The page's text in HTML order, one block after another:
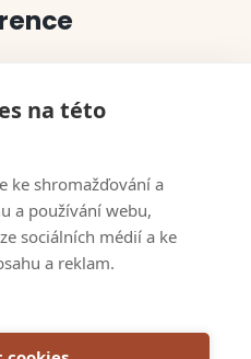
na této
ke shromažďování a
a používání webu,
sociálních médií a ke
a reklam.
o nás